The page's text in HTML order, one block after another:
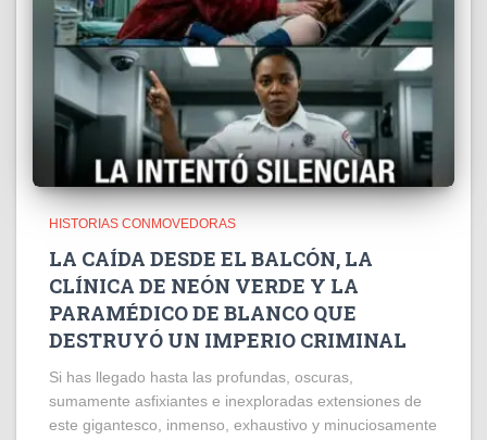
HISTORIAS CONMOVEDORAS
LA CAÍDA DESDE EL BALCÓN, LA
CLÍNICA DE NEÓN VERDE Y LA
PARAMÉDICO DE BLANCO QUE
DESTRUYÓ UN IMPERIO CRIMINAL
Si has llegado hasta las profundas, oscuras,
sumamente asfixiantes e inexploradas extensiones de
este gigantesco, inmenso, exhaustivo y minuciosamente